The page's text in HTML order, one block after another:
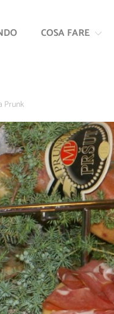
COSA FARE
Prunk